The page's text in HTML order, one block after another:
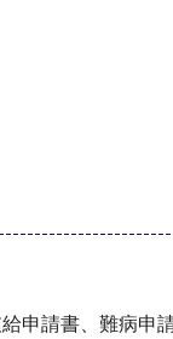
申請書、難病申